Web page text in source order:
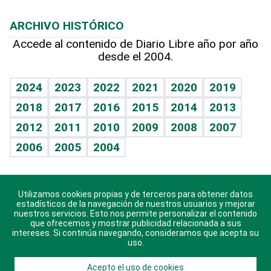
Hablando con el pediatra
Vida y familia
Eñe
Celebrando la vida
Sin complejos
En pocas palabras
Escuchando al corazón
Economía Personal
TBT Deportivo
Más firmas
Hecho en casa
Guía del dinero
Cumpleaños
Horóscopos
Crucigramas
ARCHIVO HISTÓRICO
Accede al contenido de Diario Libre año por año
desde el 2004.
2024 2023 2022 2021 2020
2019
2018
2017 2016 2015 2014
2013
2012
2011 2010 2009 2008
2007
2006
2005 2004
Descarga nuestras aplicaciones para Android, iOS y
sistema Huawei.
Utilizamos cookies propias y de terceros para obtener datos
estadísticos de la navegación de nuestros usuarios y mejorar
nuestros servicios. Esto nos permite personalizar el contenido
que ofrecemos y mostrar publicidad relacionada a sus
intereses. Si continúa navegando, consideramos que acepta su
uso.
Acepto el uso de cookies